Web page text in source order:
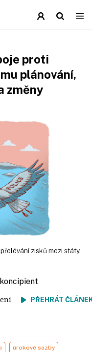
proti
plánování,
změny
zisků mezi státy.
PŘEHRÁT
úrokové sazby